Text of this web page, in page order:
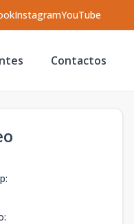
InstagramYouTube
Contactos
:
: